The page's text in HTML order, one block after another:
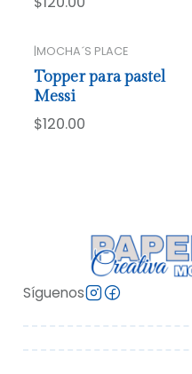
|MOCHA´S PLACE
Topper para pastel
Messi
$120.00
Síguenos